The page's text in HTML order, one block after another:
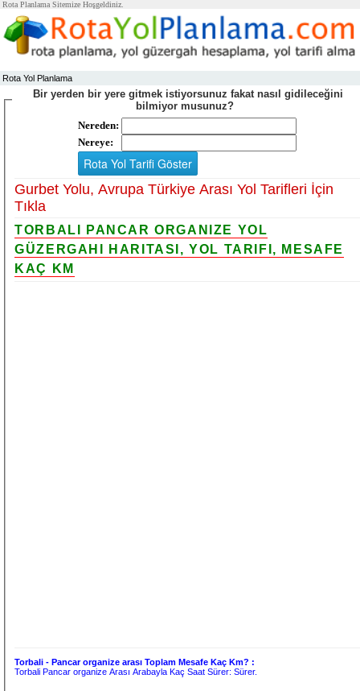
Rota Planlama Sitemize Hoşgeldiniz.
Rota Yol Planlama
Bir yerden bir yere gitmek istiyorsunuz fakat nasıl gidileceğini
bilmiyor musunuz?
Nereden:
Nereye:
Gurbet Yolu, Avrupa Türkiye Arası Yol Tarifleri İçin
Tıkla
TORBALI PANCAR ORGANIZE YOL
GÜZERGAHI HARITASI, YOL TARIFI, MESAFE
KAÇ KM
Torbali - Pancar organize arası Toplam Mesafe Kaç Km? :
Torbali Pancar organize Arası Arabayla Kaç Saat Sürer:Sürer.